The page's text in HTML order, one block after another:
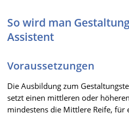
So wird man
Assistent
Voraussetzungen
Die Ausbildung zum
setzt einen mittleren oder
mindestens die Mittlere Reife, für